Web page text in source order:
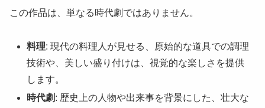
この作品は、単なる時代劇ではありません。
料理: 現代の料理人が見せる、原始的な道具での調理
技術や、美しい盛り付けは、視覚的な楽しさを提供
します。
時代劇 : 歴史上の人物や出来事を背景にした、壮大な